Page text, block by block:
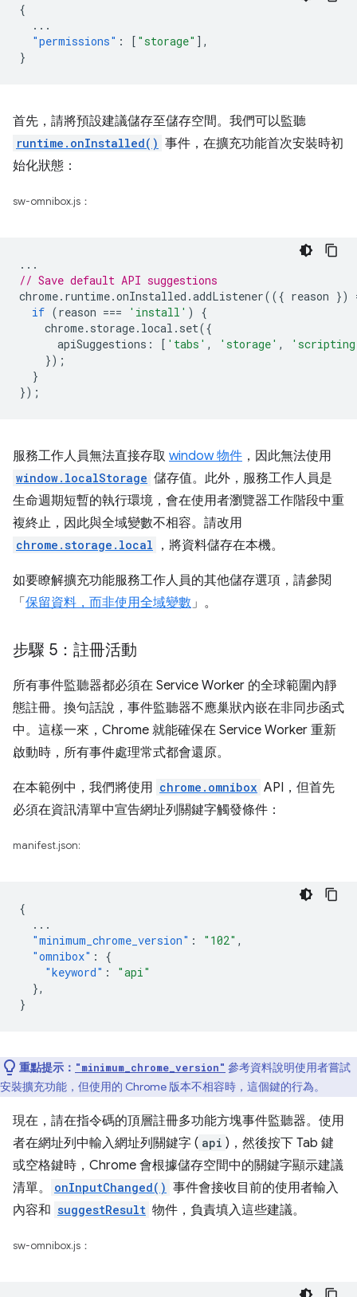
{
...
"permissions" : [ "storage" ],
}
首先，請將預設建議儲存至儲存空間。我們可以監聽
runtime.onInstalled() 事件，在擴充功能首次安裝時初
始化狀態：
sw-omnibox.js：
...
// Save default API suggestions
chrome. runtime.onInstalled .addListener(({ reason })
if (reason === 'install' )
{
chrome. storage. local . set({
apiSuggestions : [ 'tabs' , 'storage' ,
});
}
});
服務工作人員無法直接存取 window 物件 ，因此無法使用
window.localStorage 儲存值。此外，服務工作人員是
生命週期短暫的執行環境，會在使用者瀏覽器工作階段中重
複終止，因此與全域變數不相容。請改用
chrome.storage.local ，將資料儲存在本機。
如要瞭解擴充功能服務工作人員的其他儲存選項，請參閱
「保留資料，而非使用全域變數 」。
步驟 5：註冊活動
所有事件監聽器都必須在 Service Worker 的全球範圍內靜
態註冊。換句話說，事件監聽器不應巢狀內嵌在非同步函式
中。這樣一來，Chrome 就能確保在 Service Worker 重新
啟動時，所有事件處理常式都會還原。
在本範例中，我們將使用 chrome.omnibox API，但首先
必須在資訊清單中宣告網址列關鍵字觸發條件：
manifest.json:
{
...
"minimum_chrome_version" : "102" ,
"omnibox" :
{
"keyword" :
"api"
},
}
重點提示： "minimum_chrome_version" 參考資料說明使用者嘗試
安裝擴充功能，但使用的 Chrome 版本不相容時，這個鍵的行為。
現在，請在指令碼的頂層註冊多功能方塊事件監聽器。使用
者在網址列中輸入網址列關鍵字 ( api )，然後按下 Tab 鍵
或空格鍵時，Chrome 會根據儲存空間中的關鍵字顯示建議
清單。
onInputChanged() 事件會接收目前的使用者輸入
內容和 suggestResult 物件，負責填入這些建議。
sw-omnibox.js：